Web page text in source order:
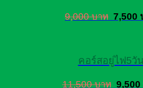
9,000 บาท 7,500
คอร์สอยู่ไฟ5วั
11,500 บาท 9,500